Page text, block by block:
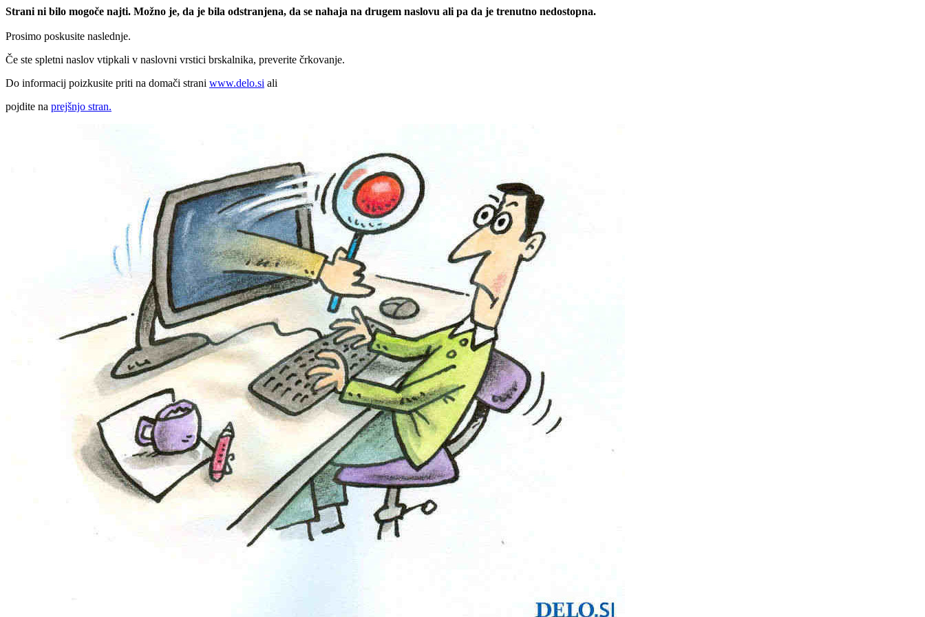
Strani ni bilo mogoče najti. Možno je, da je bila odstranjena, da se nahaja na drugem naslovu ali pa da je trenutno nedostopna.
Prosimo poskusite naslednje.
Če ste spletni naslov vtipkali v naslovni vrstici brskalnika, preverite črkovanje.
Do informacij poizkusite priti na domači strani www.delo.si ali
pojdite na prejšnjo stran.